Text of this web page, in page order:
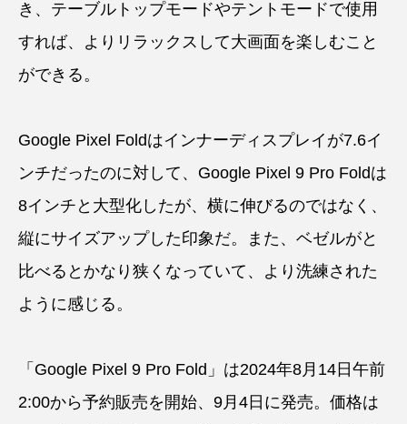
き、テーブルトップモードやテントモードで使用
すれば、よりリラックスして大画面を楽しむこと
ができる。
Google Pixel Foldはインナーディスプレイが7.6イ
ンチだったのに対して、Google Pixel 9 Pro Foldは
8インチと大型化したが、横に伸びるのではなく、
縦にサイズアップした印象だ。また、ベゼルがと
比べるとかなり狭くなっていて、より洗練された
ように感じる。
「Google Pixel 9 Pro Fold」は2024年8月14日午前
2:00から予約販売を開始、9月4日に発売。価格は